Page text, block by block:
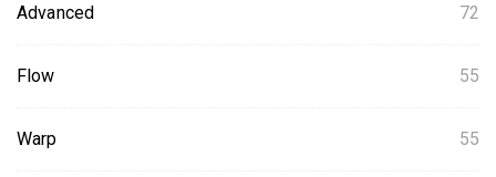
Advanced 72
Flow 55
Warp 55